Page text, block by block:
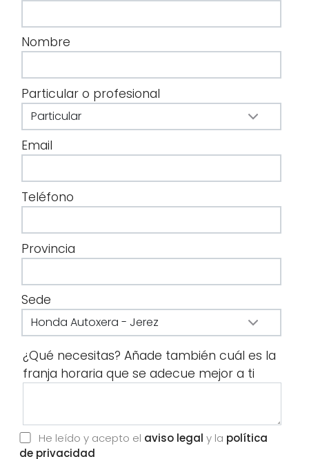
Nombre
Particular o profesional
Email
Teléfono
Provincia
Sede
¿Qué necesitas? Añade también cuál es la
franja horaria que se adecue mejor a ti
He leído y acepto el aviso legal y la política
de privacidad